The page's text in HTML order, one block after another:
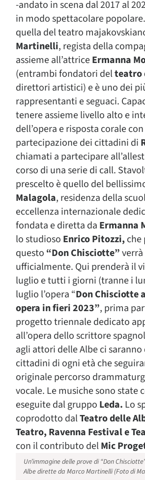
-andato in scena dal 2017 al
in modo spettacolare
quella del teatro
Martinelli, regista della
assieme all’attriceErmanna
(entrambi fondatori delteatro
direttori artistici) e è uno dei
rappresentanti e seguaci.
tenere assieme livello alto e
dell’opera e risposta corale
partecipazione dei cittadini di
chiamati a partecipare
corso di una serie di call.
prescelto è quello del
Malagola, residenza della
eccellenza internazionale
fondata e diretta da Ermanna
lo studioso Enrico Pitozzi, che
questo “Don Chisciotte”
ufficialmente. Qui prenderà il
luglio e tutti i giorni (tranne i
luglio l’opera “Don Chisciotte
opera in fieri 2023”, prima
progetto triennale dedicato
all’opera dello scrittore
agli attori delle Albe ci
cittadini di ogni età che
originale percorso
vocale. Le musiche sono state
eseguite dal gruppo Leda. Lo
coprodotto dalTeatro delle
Teatro, Ravenna Festival e
con il contributo delMic
Un’immagine delle prove di “Don
Albe dirette da Marco Martinelli (Foto di